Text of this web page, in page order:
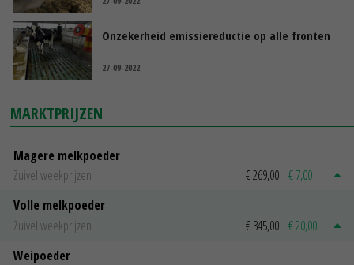
Onzekerheid emissiereductie op alle fronten
27-09-2022
MARKTPRIJZEN
Magere melkpoeder
Zuivel weekprijzen
€ 269,00 € 7,00
Volle melkpoeder
Zuivel weekprijzen
€ 345,00 € 20,00
Weipoeder